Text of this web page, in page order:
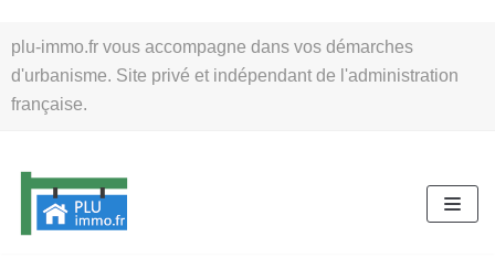
plu-immo.fr vous accompagne dans vos démarches
d'urbanisme. Site privé et indépendant de l'administration
française.
au
contenu